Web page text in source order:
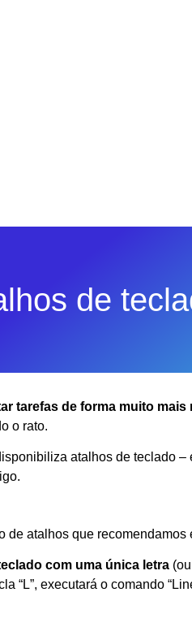
de
tarefas de forma muito mais
o rato.
atalhos de teclado
de atalhos que recomendamos
com uma única letra
“L”, executará o comando